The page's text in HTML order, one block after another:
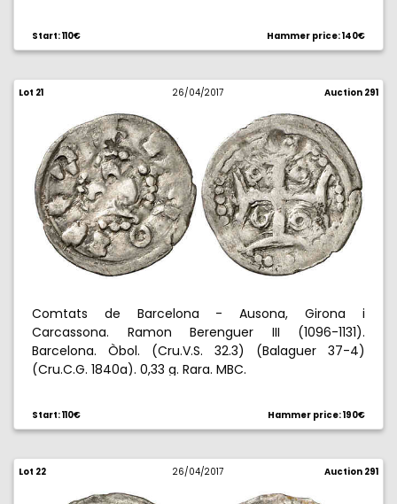
Start: 110€ Hammer price: 140€
Lot 21 26/04/2017 Auction 291
Comtats de Barcelona - Ausona, Girona i
Carcassona. Ramon Berenguer III (1096-1131).
Barcelona. Òbol. (Cru.V.S. 32.3) (Balaguer 37-4)
(Cru.C.G. 1840a). 0,33 g. Rara. MBC.
Start: 110€ Hammer price: 190€
Lot 22 26/04/2017 Auction 291